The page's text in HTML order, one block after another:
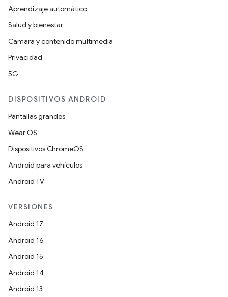
Aprendizaje automático
Salud y bienestar
Cámara y contenido multimedia
Privacidad
5G
DISPOSITIVOS ANDROID
Pantallas grandes
Wear OS
Dispositivos ChromeOS
Android para vehículos
Android TV
VERSIONES
Android 17
Android 16
Android 15
Android 14
Android 13